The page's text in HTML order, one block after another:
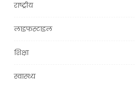
राष्ट्रीय
लाइफस्टाइल
शिक्षा
स्वास्थ्य